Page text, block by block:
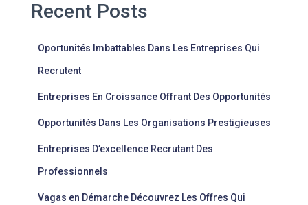
Recent Posts
Oportunités Imbattables Dans Les Entreprises Qui
Recrutent
Entreprises En Croissance Offrant Des Opportunités
Opportunités Dans Les Organisations Prestigieuses
Entreprises D’excellence Recrutant Des
Professionnels
Vagas en Démarche Découvrez Les Offres Qui